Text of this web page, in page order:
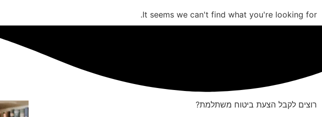
It seems we can't find what you're looking for.
רוצים לקבל הצעת ביטוח משתלמת?